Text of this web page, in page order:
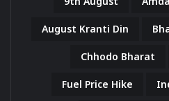
August Kranti Din
Chhodo Bharat
Fuel Price Hike